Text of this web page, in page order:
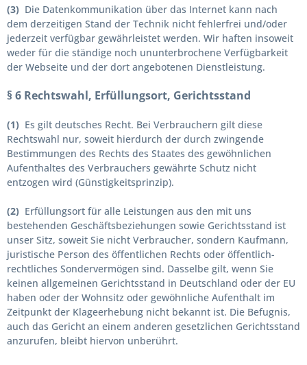
(3) Die Datenkommunikation über das Internet kann nach
dem derzeitigen Stand der Technik nicht fehlerfrei und/oder
jederzeit verfügbar gewährleistet werden. Wir haften insoweit
weder für die ständige noch ununterbrochene Verfügbarkeit
der Webseite und der dort angebotenen Dienstleistung.
§ 6 Rechtswahl, Erfüllungsort, Gerichtsstand
(1) Es gilt deutsches Recht. Bei Verbrauchern gilt diese
Rechtswahl nur, soweit hierdurch der durch zwingende
Bestimmungen des Rechts des Staates des gewöhnlichen
Aufenthaltes des Verbrauchers gewährte Schutz nicht
entzogen wird (Günstigkeitsprinzip).
(2) Erfüllungsort für alle Leistungen aus den mit uns
bestehenden Geschäftsbeziehungen sowie Gerichtsstand ist
unser Sitz, soweit Sie nicht Verbraucher, sondern Kaufmann,
juristische Person des öffentlichen Rechts oder öffentlich-
rechtliches Sondervermögen sind. Dasselbe gilt, wenn Sie
keinen allgemeinen Gerichtsstand in Deutschland oder der EU
haben oder der Wohnsitz oder gewöhnliche Aufenthalt im
Zeitpunkt der Klageerhebung nicht bekannt ist. Die Befugnis,
auch das Gericht an einem anderen gesetzlichen Gerichtsstand
anzurufen, bleibt hiervon unberührt.